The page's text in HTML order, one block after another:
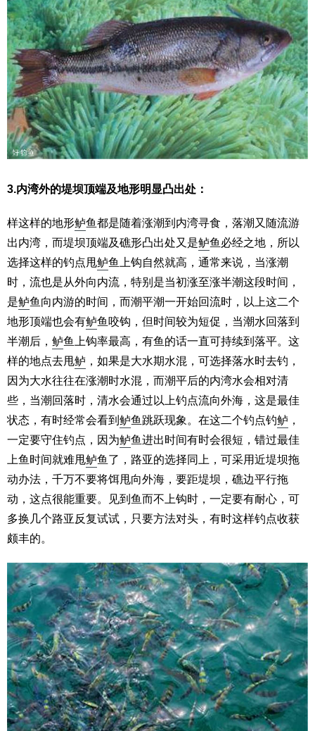
3.内湾外的堤坝顶端及地形明显凸出处：
样这样的地形鲈鱼都是随着涨潮到内湾寻食，落潮又随流游
出内湾，而堤坝顶端及礁形凸出处又是鲈鱼必经之地，所以
选择这样的钓点甩鲈鱼上钩自然就高，通常来说，当涨潮
时，流也是从外向内流，特别是当初涨至涨半潮这段时间，
是鲈鱼向内游的时间，而潮平潮一开始回流时，以上这二个
地形顶端也会有鲈鱼咬钩，但时间较为短促，当潮水回落到
半潮后， 鲈鱼上钩率最高，有鱼的话一直可持续到落平。这
样的地点去甩鲈 ，如果是大水期水混，可选择落水时去钓，
因为大水往往在涨潮时水混，而潮平后的内湾水会相对清
些，当潮回落时，清水会通过以上钓点流向外海，这是最佳
状态，有时经常会看到 鲈鱼跳跃现象。在这二个钓点钓鲈 ，
一定要守住钓点，因为鲈鱼进出时间有时会很短，错过最佳
上鱼时间就难甩鲈鱼了，路亚的选择同上，可采用近堤坝拖
动办法，千万不要将饵甩向外海，要距堤坝，礁边平行拖
动，这点很能重要。见到鱼而不上钩时，一定要有耐心，可
多换几个路亚反复试试，只要方法对头，有时这样钓点收获
颇丰的。